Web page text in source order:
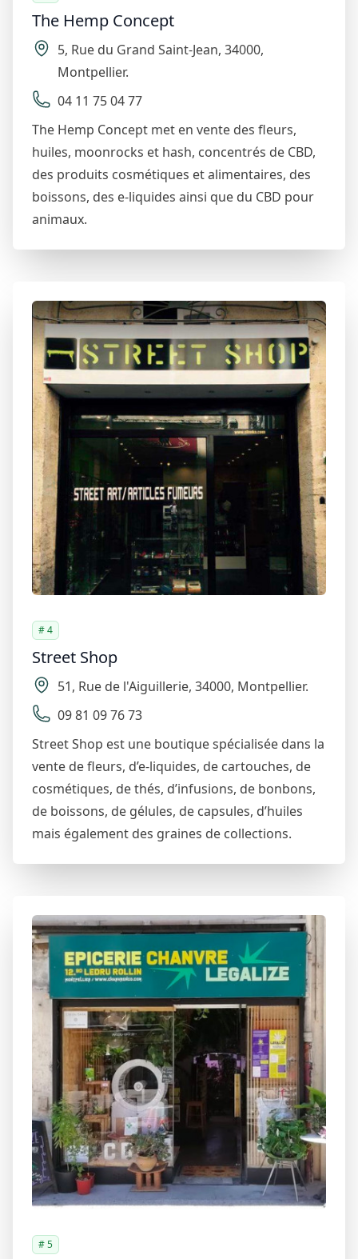
The Hemp Concept
5, Rue du Grand Saint-Jean, 34000,
Montpellier.
04 11 75 04 77
The Hemp Concept met en vente des fleurs,
huiles, moonrocks et hash, concentrés de CBD,
des produits cosmétiques et alimentaires, des
boissons, des e-liquides ainsi que du CBD pour
animaux.
# 4
Street Shop
51, Rue de l'Aiguillerie, 34000, Montpellier.
09 81 09 76 73
Street Shop est une boutique spécialisée dans la
vente de fleurs, d’e-liquides, de cartouches, de
cosmétiques, de thés, d’infusions, de bonbons,
de boissons, de gélules, de capsules, d’huiles
mais également des graines de collections.
# 5